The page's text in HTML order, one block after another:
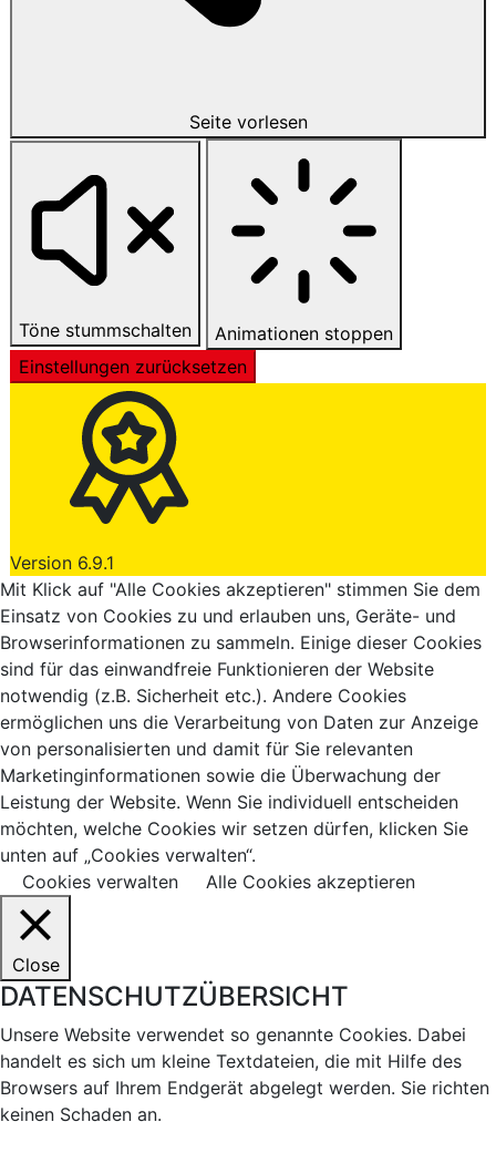
Seite vorlesen
Töne stummschalten
Animationen stoppen
Einstellungen zurücksetzen
Version 6.9.1
Mit Klick auf "Alle Cookies akzeptieren" stimmen Sie dem
Einsatz von Cookies zu und erlauben uns, Geräte- und
Browserinformationen zu sammeln. Einige dieser Cookies
sind für das einwandfreie Funktionieren der Website
notwendig (z.B. Sicherheit etc.). Andere Cookies
ermöglichen uns die Verarbeitung von Daten zur Anzeige
von personalisierten und damit für Sie relevanten
Marketinginformationen sowie die Überwachung der
Leistung der Website. Wenn Sie individuell entscheiden
möchten, welche Cookies wir setzen dürfen, klicken Sie
unten auf „Cookies verwalten“.
Cookies verwalten
Alle Cookies akzeptieren
Close
DATENSCHUTZÜBERSICHT
Unsere Website verwendet so genannte Cookies. Dabei
handelt es sich um kleine Textdateien, die mit Hilfe des
Browsers auf Ihrem Endgerät abgelegt werden. Sie richten
keinen Schaden an.